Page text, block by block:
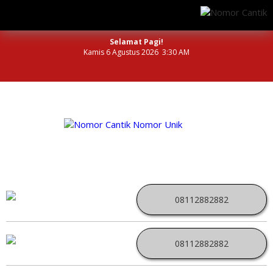
Selamat Pagi!
Kamis 6 Agustus 2026 3:30 AM
08112882882
08112882882